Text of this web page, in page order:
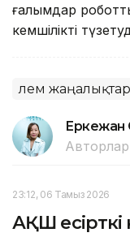
ғалымдар
кемшілікті
Әлем
Еркежан
Авторлар
23:12, 06 Тамыз 2026
АҚШ есірткі